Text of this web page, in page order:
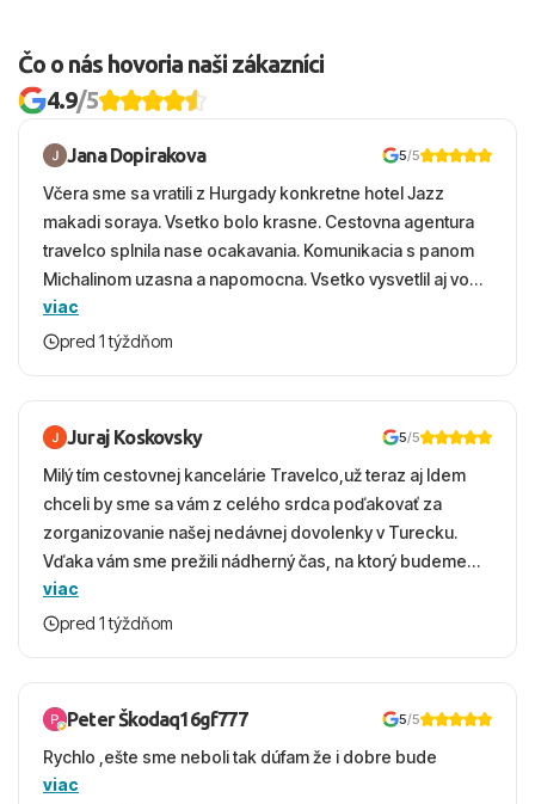
Čo o nás hovoria naši zákazníci
4.9/5
Jana Dopirakova 5/5
Včera sme sa vratili z Hurgady konkretne hotel Jazz
makadi soraya. Vsetko bolo krasne. Cestovna agentura
travelco splnila nase ocakavania. Komunikacia s panom
Michalinom uzasna a napomocna. Vsetko vysvetlil aj vo
vecernych hodinach zaco sa ospravedlnujem. Hotel
krasny, cisty. Sluzby top. Strava, prostredie, more,
viac
pred 1 týždňom
Juraj Koskovsky 5/5
Milý tím cestovnej kancelárie Travelco,už teraz aj Idem
chceli by sme sa vám z celého srdca poďakovať za
zorganizovanie našej nedávnej dovolenky v Turecku.
Vďaka vám sme prežili nádherný čas, na ktorý budeme
ešte dlho s úsmevom spomínať. ​Všetko prebehlo
absolútne hladko – od prvotného výberu zájazdu, cez
bola to trefa do čierneho! ​Čo nás dostalo najviac: ​Skvelé
služby a personál: Vždy usmievaví, ochotní a starostliví
ľudia. ​Gastro zážitok: Výborné, pestré a čerstvé jedlo
počas celého dňa. ​Areál a pláž: Nádherné, čisté
viac
pred 1 týždňom
Peter Škodaq16gf777 5/5
Rychlo ,ešte sme neboli tak dúfam že i dobre bude
viac